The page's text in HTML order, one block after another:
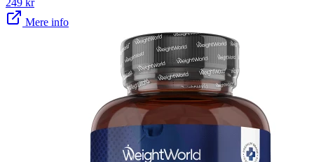
Mere info